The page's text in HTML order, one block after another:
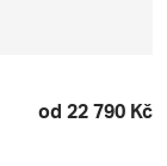
od 22 790 Kč